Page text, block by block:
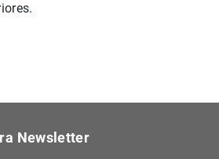
Newsletter